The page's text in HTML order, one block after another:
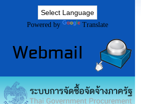
Powered by Translate